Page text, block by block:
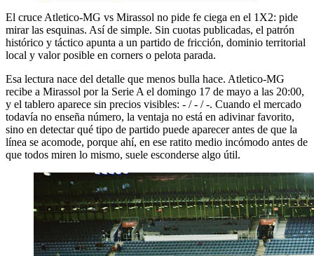
El cruce Atletico-MG vs Mirassol no pide fe ciega en el 1X2: pide
mirar las esquinas. Así de simple. Sin cuotas publicadas, el patrón
histórico y táctico apunta a un partido de fricción, dominio territorial
local y valor posible en corners o pelota parada.
Esa lectura nace del detalle que menos bulla hace. Atletico-MG
recibe a Mirassol por la Serie A el domingo 17 de mayo a las 20:00,
y el tablero aparece sin precios visibles: - / - / -. Cuando el mercado
todavía no enseña número, la ventaja no está en adivinar favorito,
sino en detectar qué tipo de partido puede aparecer antes de que la
línea se acomode, porque ahí, en ese ratito medio incómodo antes de
que todos miren lo mismo, suele esconderse algo útil.